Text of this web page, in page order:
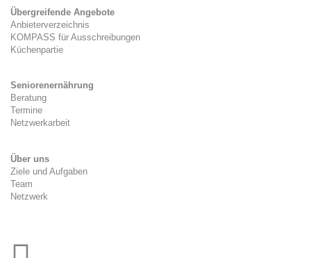
Übergreifende Angebote
Anbieterverzeichnis
KOMPASS für Ausschreibungen
Küchenpartie
Seniorenernährung
Beratung
Termine
Netzwerkarbeit
Über uns
Ziele und Aufgaben
Team
Netzwerk